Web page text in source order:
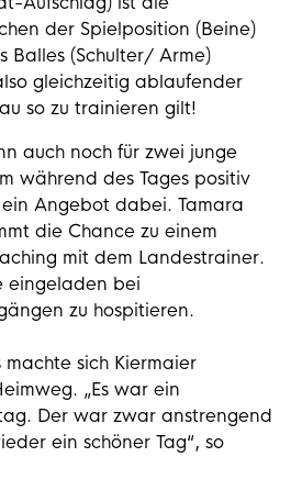
der Spielposition (Beine)
Balles (Schulter/ Arme)
gleichzeitig ablaufender
so zu trainieren gilt!
auch noch für zwei junge
während des Tages positiv
Angebot dabei. Tamara
die Chance zu einem
mit dem Landestrainer.
eingeladen bei
zu hospitieren.
machte sich Kiermaier
„Es war ein
Der war zwar anstrengend
ein schöner Tag“, so